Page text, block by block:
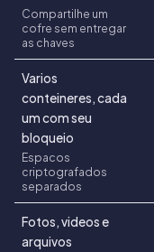
Compartilhe um
cofre sem entregar
as chaves
Varios
conteineres, cada
um com seu
bloqueio
Espacos
criptografados
separados
Fotos, videos e
arquivos